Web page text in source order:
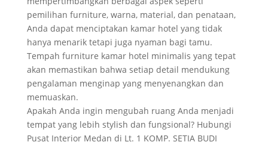
pemilihan furniture, warna, material, dan penataan,
Anda dapat menciptakan kamar hotel yang tidak
hanya menarik tetapi juga nyaman bagi tamu.
Tempah furniture kamar hotel minimalis yang tepat
akan memastikan bahwa setiap detail mendukung
pengalaman menginap yang menyenangkan dan
memuaskan.
Apakah Anda ingin mengubah ruang Anda menjadi
tempat yang lebih stylish dan fungsional? Hubungi
Pusat Interior Medan di Lt. 1 KOMP. SETIA BUDI